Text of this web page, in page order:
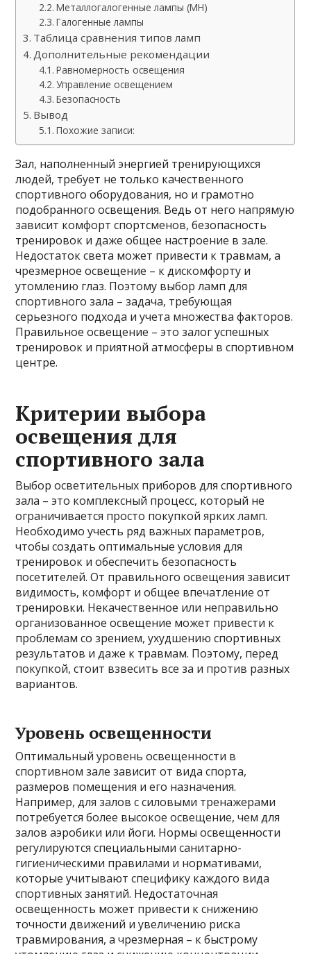
Металлогалогенные лампы (MH)
Галогенные лампы
Таблица сравнения типов ламп
Дополнительные рекомендации
Равномерность освещения
Управление освещением
Безопасность
Вывод
Похожие записи:
Зал, наполненный энергией тренирующихся
людей, требует не только качественного
спортивного оборудования, но и грамотно
подобранного освещения. Ведь от него напрямую
зависит комфорт спортсменов, безопасность
тренировок и даже общее настроение в зале.
Недостаток света может привести к травмам, а
чрезмерное освещение – к дискомфорту и
утомлению глаз. Поэтому выбор ламп для
спортивного зала – задача, требующая
серьезного подхода и учета множества факторов.
Правильное освещение – это залог успешных
тренировок и приятной атмосферы в спортивном
центре.
Критерии выбора
освещения для
спортивного зала
Выбор осветительных приборов для спортивного
зала – это комплексный процесс, который не
ограничивается просто покупкой ярких ламп.
Необходимо учесть ряд важных параметров,
чтобы создать оптимальные условия для
тренировок и обеспечить безопасность
посетителей. От правильного освещения зависит
видимость, комфорт и общее впечатление от
тренировки. Некачественное или неправильно
организованное освещение может привести к
проблемам со зрением, ухудшению спортивных
результатов и даже к травмам. Поэтому, перед
покупкой, стоит взвесить все за и против разных
вариантов.
Уровень освещенности
Оптимальный уровень освещенности в
спортивном зале зависит от вида спорта,
размеров помещения и его назначения.
Например, для залов с силовыми тренажерами
потребуется более высокое освещение, чем для
залов аэробики или йоги. Нормы освещенности
регулируются специальными санитарно-
гигиеническими правилами и нормативами,
которые учитывают специфику каждого вида
спортивных занятий. Недостаточная
освещенность может привести к снижению
точности движений и увеличению риска
травмирования, а чрезмерная – к быстрому